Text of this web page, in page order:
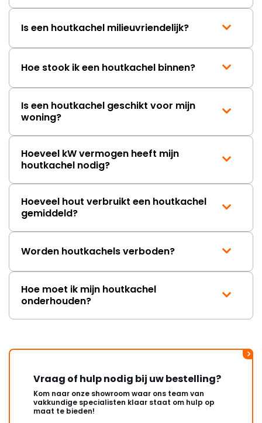
Is een houtkachel milieuvriendelijk?
Hoe stook ik een houtkachel binnen?
Is een houtkachel geschikt voor mijn
woning?
Hoeveel kW vermogen heeft mijn
houtkachel nodig?
Hoeveel hout verbruikt een houtkachel
gemiddeld?
Worden houtkachels verboden?
Hoe moet ik mijn houtkachel
onderhouden?
Vraag of hulp nodig bij uw bestelling?
Kom naar onze showroom waar ons team van
vakkundige specialisten klaar staat om hulp op
maat te bieden!